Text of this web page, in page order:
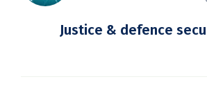
Justice & defence